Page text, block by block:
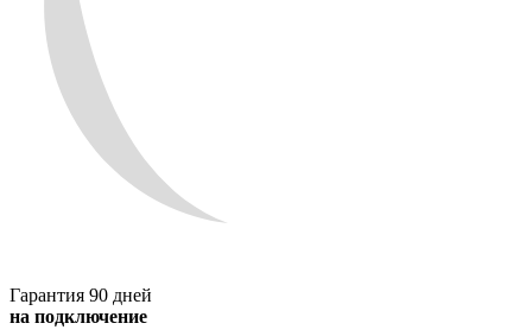
Гарантия 90 дней
на подключение